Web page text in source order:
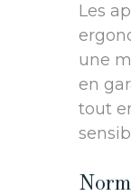
Les
une
en
tout